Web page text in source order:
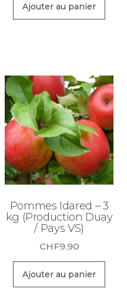
Ajouter au panier
Pommes Idared – 3
kg (Production Duay
/ Pays VS)
CHF9.90
Ajouter au panier